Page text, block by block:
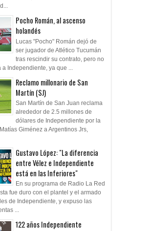
Pocho Román, al ascenso
holandés
Lucas "Pocho" Román dejó de
ser jugador de Atlético Tucumán
tras rescindir su contrato, pero no
Independiente, ya que ...
Reclamo millonario de San
Martín (SJ)
San Martín de San Juan reclama
alrededor de 2.5 millones de
dólares de Independiente por la
Giménez a Argentinos Jrs,
Gustavo López: "La diferencia
entre Vélez e Independiente
está en las Inferiores"
En su programa de Radio La Red
fue duro con el plantel y el armado
de Independiente, y expuso las
...
122 años Independiente